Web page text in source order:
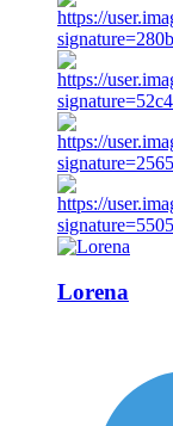
Lorena